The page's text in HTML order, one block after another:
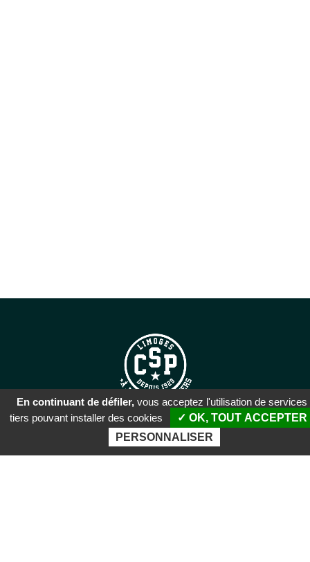
SIÈGE SOCIAL
51 rue Descartes
En continuant de défiler, vous acceptez l'utilisation de services
tiers pouvant installer des cookies
✓ OK, TOUT ACCEPTER
PERSONNALISER